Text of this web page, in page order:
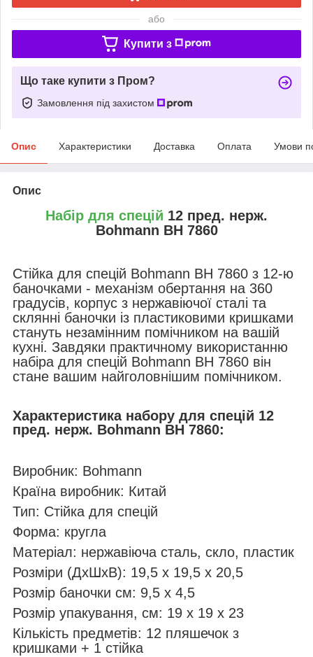
або
Купити з
Що таке купити з Пром?
Замовлення під захистом
Опис Характеристики Доставка Оплата Умови
Опис
Набір для спецій 12 пред. нерж.
Bohmann BH 7860
Стійка для спецій Bohmann BH 7860 з 12-ю
баночками - механізм обертання на 360
градусів, корпус з нержавіючої сталі та
склянні баночки із пластиковими кришками
стануть незамінним помічником на вашій
кухні. Завдяки практичному використанню
набіра для спецій Bohmann BH 7860 він
стане вашим найголовнішим помічником.
Характеристика набору для спецій 12
пред. нерж. Bohmann BH 7860:
Виробник: Bohmann
Країна виробник: Китай
Тип: Стійка для спецій
Форма: кругла
Матеріал: нержавіюча сталь, скло, пластик
Розміри (ДхШхВ): 19,5 х 19,5 х 20,5
Розмір баночки см: 9,5 х 4,5
Розмір упакування, см: 19 х 19 х 23
Кількість предметів: 12 пляшечок з
кришками + 1 стійка